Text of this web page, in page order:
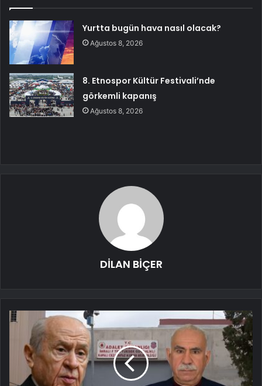
Yurtta bugün hava nasıl olacak?
Ağustos 8, 2026
8. Etnospor Kültür Festivali’nde
görkemli kapanış
Ağustos 8, 2026
DİLAN BİÇER